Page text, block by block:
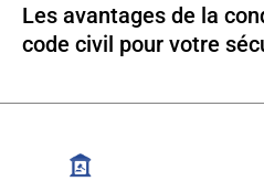
Les avantages de la
code civil pour votre